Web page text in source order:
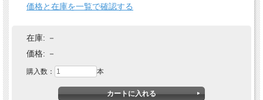
価格と在庫を一覧で確認する
在庫: －
価格: －
購入数： 本